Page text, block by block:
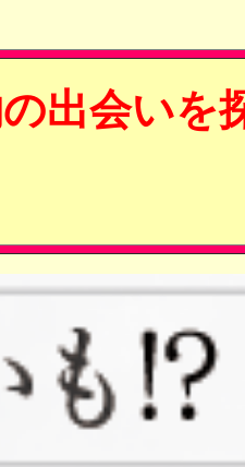
出会いを